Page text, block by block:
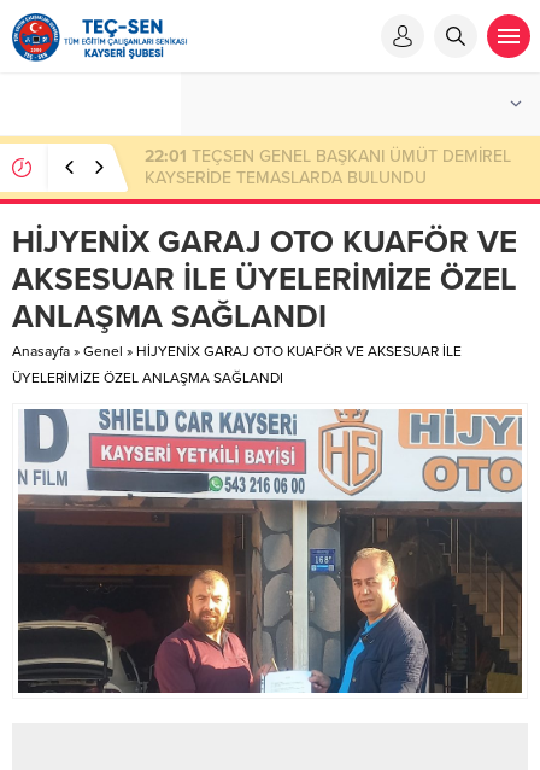
23:50 Eksik Ödenen Sendika Aidatının İade
Başvuru Evrakları
HİJYENİX GARAJ OTO KUAFÖR VE
AKSESUAR İLE ÜYELERİMİZE ÖZEL
ANLAŞMA SAĞLANDI
Anasayfa » Genel » HİJYENİX GARAJ OTO KUAFÖR VE AKSESUAR İLE
ÜYELERİMİZE ÖZEL ANLAŞMA SAĞLANDI